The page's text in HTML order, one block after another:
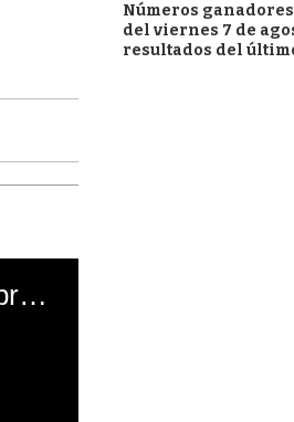
El mal momento de Yanina Gasañol con un hincha argentino en "Subrayado"
Números
del viernes 7 de
resultados del